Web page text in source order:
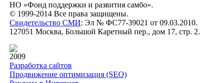
НО «Фонд поддержки и развития самбо».
© 1999-2014 Все права защищены.
Свидетельство СМИ: Эл № ФС77-39021 от 09.03.2010.
127051 Москва, Большой Каретный пер., дом 17, стр. 2.
2009
Разработка сайтов
Продвижение оптимизация (SEO)